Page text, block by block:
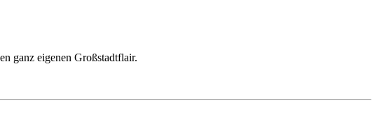
ganz eigenen Großstadtflair.